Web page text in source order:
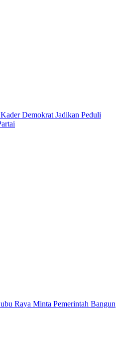
Demokrat Jadikan Peduli
Raya Minta Pemerintah Bangun